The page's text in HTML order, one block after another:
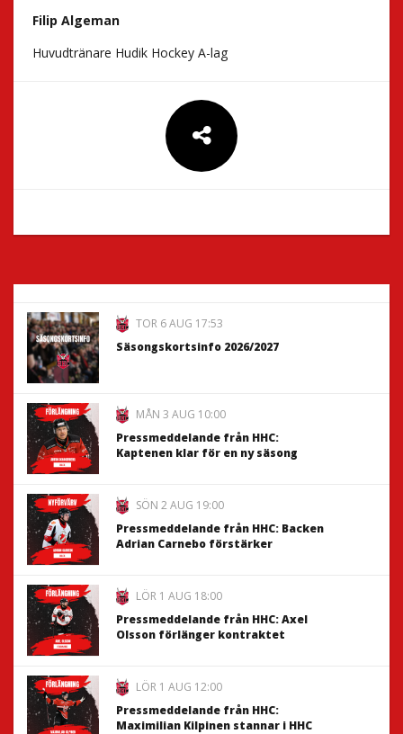
Filip Algeman
Huvudtränare Hudik Hockey A-lag
TOR 6 AUG 17:53
Säsongskortsinfo 2026/2027
MÅN 3 AUG 10:00
Pressmeddelande från HHC:
Kaptenen klar för en ny säsong
SÖN 2 AUG 19:00
Pressmeddelande från HHC: Backen
Adrian Carnebo förstärker
LÖR 1 AUG 18:00
Pressmeddelande från HHC: Axel
Olsson förlänger kontraktet
LÖR 1 AUG 12:00
Pressmeddelande från HHC:
Maximilian Kilpinen stannar i HHC